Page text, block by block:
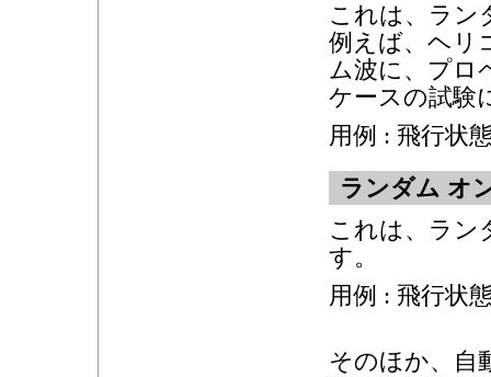
これは、ラン
例えば、ヘリ
ム波に、プロ
ケースの試験
用例 : 飛行状
ランダム オ
これは、ラン
す。
用例 : 飛行状
そのほか、自